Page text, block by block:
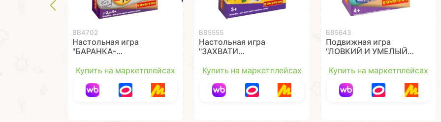
ВВ4702
Настольная игра
"БАРАНКА-
Играй Думай Учись
Купить на маркетплейсах
ВВ5555
Настольная игра
"ЗАХВАТИ
Думай Учись Bondibon
Купить на маркетплейсах
ВВ5643
Подвижная игра
"ЛОВКИЙ И УМЕЛЫЙ!"
Учись Bondibon
Купить на маркетплейсах